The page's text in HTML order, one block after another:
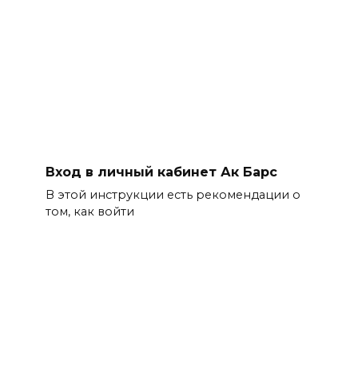
Вход в личный кабинет Ак Барс
В этой инструкции есть рекомендации о
том, как войти